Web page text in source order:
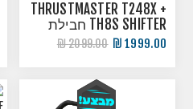
THRUSTMASTER T248X +
TH8S SHIFTER חבילת
סימולטור + שיפטר
1999.00 ₪
2099.00 ₪